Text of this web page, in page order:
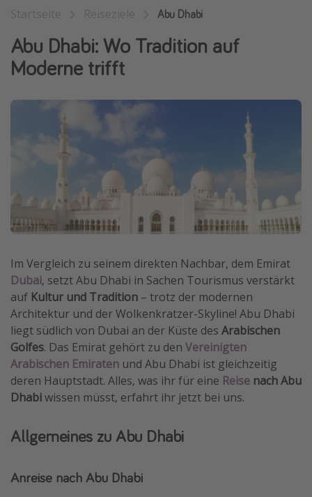
Wochenendtrip
Singlereisen
Strandurlaub
Gruppenreisen
Hotels in Hamburg
Hotels in Amsterdam
Hotels am Achensee
Weitere Themen
Familienurlaub in der Türkei
Rundreisen in Thailand
Bahnreisen in der Schweiz
Reisepassfreie Reiseziele
Travel Know How
Silvesterreisen
Last Minute Urlaub Deutschland
Abu Dhabi
Abu Dhabi: Wo Tradition auf
Moderne trifft
Im Vergleich zu seinem direkten Nachbar, dem Emirat
Dubai, setzt Abu Dhabi in Sachen Tourismus verstärkt
auf Kultur und Tradition – trotz der modernen
Architektur und der Wolkenkratzer-Skyline! Abu Dhabi
liegt südlich von Dubai an der Küste des Arabischen
Golfes. Das Emirat gehört zu den Vereinigten
Arabischen Emiraten und Abu Dhabi ist gleichzeitig
deren Hauptstadt. Alles, was ihr für eine Reise nach Abu
Dhabiwissen müsst, erfahrt ihr jetzt bei uns.
Allgemeines zu Abu Dhabi
Anreise nach Abu Dhabi